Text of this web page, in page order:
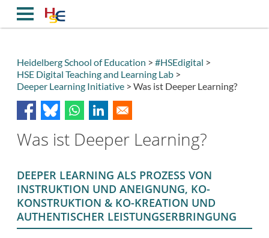
Inhalt
Breadcrumb
Heidelberg School of Education
#HSEdigital
HSE Digital Teaching and Learning Lab
Deeper Learning Initiative
Was ist Deeper Learning?
Was ist Deeper Learning?
DEEPER LEARNING ALS PROZESS VON
INSTRUKTION UND ANEIGNUNG, KO-
KONSTRUKTION & KO-KREATION UND
AUTHENTISCHER LEISTUNGSERBRINGUNG